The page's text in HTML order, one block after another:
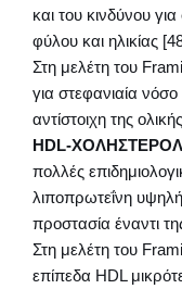
και του κινδύνου
φύλου και ηλικίας
Στη μελέτη του
για στεφανιαία
αντίστοιχη της
HDL-
πολλές
λιποπρωτεΐνη
προστασία έναντι
Στη μελέτη του
επίπεδα HDL